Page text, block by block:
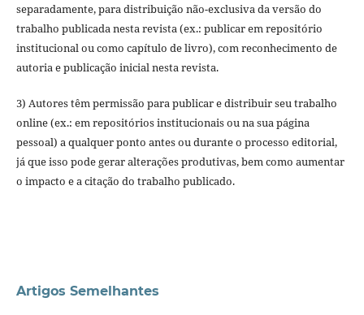
separadamente, para distribuição não-exclusiva da versão do
trabalho publicada nesta revista (ex.: publicar em repositório
institucional ou como capítulo de livro), com reconhecimento de
autoria e publicação inicial nesta revista.
3) Autores têm permissão para publicar e distribuir seu trabalho
online (ex.: em repositórios institucionais ou na sua página
pessoal) a qualquer ponto antes ou durante o processo editorial,
já que isso pode gerar alterações produtivas, bem como aumentar
o impacto e a citação do trabalho publicado.
Artigos Semelhantes